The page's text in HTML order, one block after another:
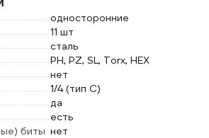
односторонние
11 шт
сталь
PH, PZ, SL, Torx, HEX
нет
1/4 (тип С)
да
есть
биты нет